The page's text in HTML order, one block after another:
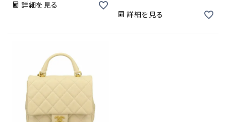
詳細を見る
詳細を見る